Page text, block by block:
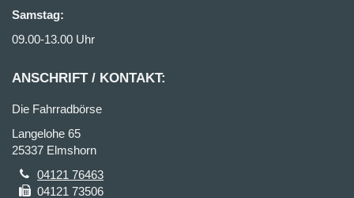
Samstag:
09.00-13.00 Uhr
ANSCHRIFT / KONTAKT:
Die Fahrradbörse
Langelohe 65
25337 Elmshorn
04121 76463
04121 73506